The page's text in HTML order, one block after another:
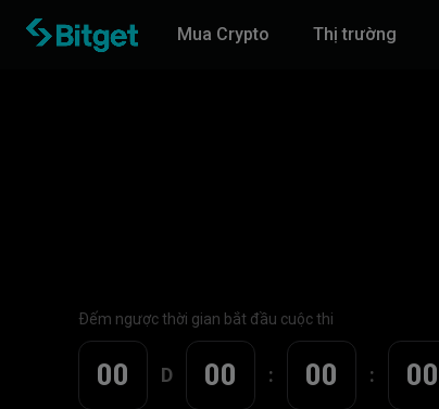
Mua Crypto Thị trường
Đếm ngược thời gian bắt đầu cuộc thi
00 D 00 : 00 : 00